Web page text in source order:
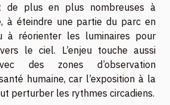
de plus en plus nombreuses à
à éteindre une partie du parc en
réorienter les luminaires pour
le ciel. L’enjeu touche aussi
des zones d’observation
humaine, car l’exposition à la
perturber les rythmes circadiens.